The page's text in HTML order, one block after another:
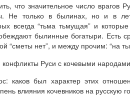
что значительное число
Не только в былинах, но и в
всегда “тьма тьмущая” и
былинные богатыри. Есть
“сметы нет”, и между прочим: “на
Руси с кочевыми
каков был характер этих
влияния кочевников на русскую